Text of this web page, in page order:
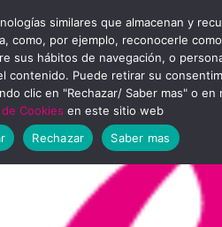
MENÚ
PRINCIPAL
similares que almacenan y
como, por ejemplo, reconocerle
sus hábitos de navegación, o
contenido. Puede retirar su
clic en "Rechazar/ Saber mas" o en
Cookies en este sitio web
Rechazar Saber mas